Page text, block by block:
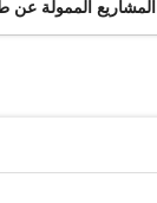
المشاريع الممولة عن